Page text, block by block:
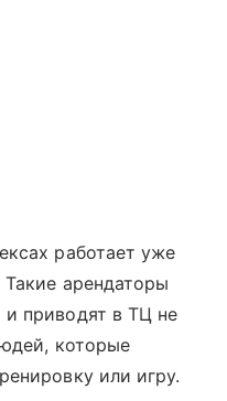
работает уже
арендаторы
приводят в ТЦ не
которые
или игру.